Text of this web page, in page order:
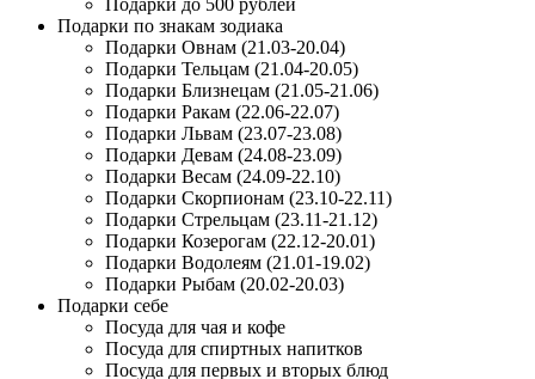
Подарки до 500 рублей
Подарки по знакам зодиака
Подарки Овнам (21.03-20.04)
Подарки Тельцам (21.04-20.05)
Подарки Близнецам (21.05-21.06)
Подарки Ракам (22.06-22.07)
Подарки Львам (23.07-23.08)
Подарки Девам (24.08-23.09)
Подарки Весам (24.09-22.10)
Подарки Скорпионам (23.10-22.11)
Подарки Стрельцам (23.11-21.12)
Подарки Козерогам (22.12-20.01)
Подарки Водолеям (21.01-19.02)
Подарки Рыбам (20.02-20.03)
Подарки себе
Посуда для чая и кофе
Посуда для спиртных напитков
Посуда для первых и вторых блюд